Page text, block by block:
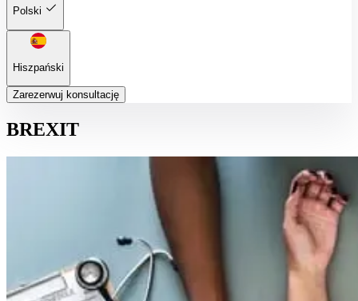
Polski
Hiszpański
Zarezerwuj konsultację
BREXIT